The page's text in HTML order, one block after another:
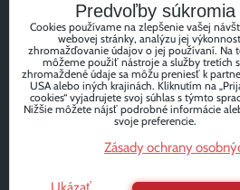
+421 51/77 311 96
Sledujte nás
FacebookInstagram
Predvoľby súkromia
Cookies používame na zlepšenie vašej
webovej stránky, analýzu jej
zhromažďovanie údajov o jej používaní. Na
môžeme použiť nástroje a služby tretích
zhromaždené údaje sa môžu preniesť k
USA alebo iných krajinách. Kliknutím na
cookies“ vyjadrujete svoj súhlas s týmto
Nižšie môžete nájsť podrobné informácie
svoje preferencie.
Zásady ochrany